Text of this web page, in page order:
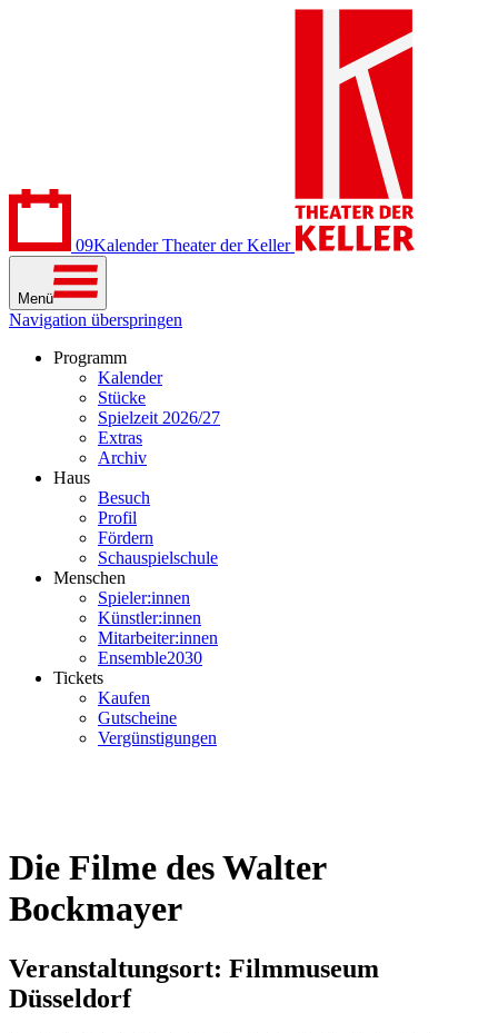
09Kalender Theater der Keller
Menü
Navigation überspringen
Programm
Kalender
Stücke
Spielzeit 2026/27
Extras
Archiv
Haus
Besuch
Profil
Fördern
Schauspielschule
Menschen
Spieler:innen
Künstler:innen
Mitarbeiter:innen
Ensemble2030
Tickets
Kaufen
Gutscheine
Vergünstigungen
Die Filme des Walter
Bockmayer
Veranstaltungsort: Filmmuseum
Düsseldorf